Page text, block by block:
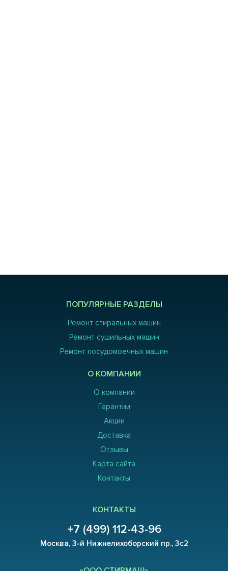
ПОПУЛЯРНЫЕ РАЗДЕЛЫ
Ремонт стиральных машин
Ремонт сушильных машин
Ремонт посудомоечных машин
О КОМПАНИИ
О компании
Гарантии
Акции
Доставка
Отзывы
Карта сайта
Контакты
КОНТАКТЫ
+7 (499) 112-43-96
Москва, 3-й Нижнелихоборский пр., 3с2